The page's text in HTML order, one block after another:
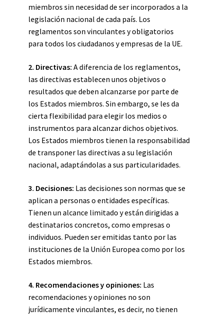
miembros sin necesidad de ser incorporados a la
legislación nacional de cada país. Los
reglamentos son vinculantes y obligatorios
para todos los ciudadanos y empresas de la UE.
2. Directivas: A diferencia de los reglamentos,
las directivas establecen unos objetivos o
resultados que deben alcanzarse por parte de
los Estados miembros. Sin embargo, se les da
cierta flexibilidad para elegir los medios o
instrumentos para alcanzar dichos objetivos.
Los Estados miembros tienen la responsabilidad
de transponer las directivas a su legislación
nacional, adaptándolas a sus particularidades.
3. Decisiones: Las decisiones son normas que se
aplican a personas o entidades específicas.
Tienen un alcance limitado y están dirigidas a
destinatarios concretos, como empresas o
individuos. Pueden ser emitidas tanto por las
instituciones de la Unión Europea como por los
Estados miembros.
4. Recomendaciones y opiniones: Las
recomendaciones y opiniones no son
jurídicamente vinculantes, es decir, no tienen